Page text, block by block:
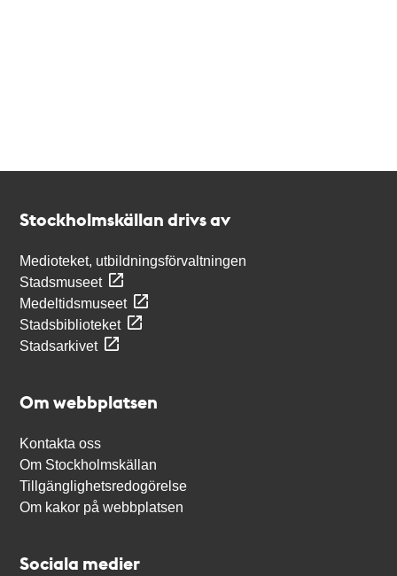
Stockholmskällan drivs av
Medioteket, utbildningsförvaltningen
Stadsmuseet
Medeltidsmuseet
Stadsbiblioteket
Stadsarkivet
Om webbplatsen
Kontakta oss
Om Stockholmskällan
Tillgänglighetsredogörelse
Om kakor på webbplatsen
Sociala medier